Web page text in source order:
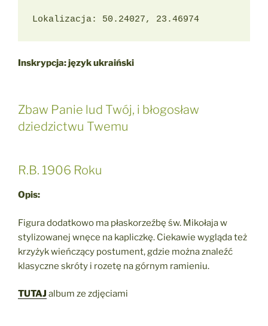
Lokalizacja: 50.24027, 23.46974
Inskrypcja: język ukraiński
Zbaw Panie lud Twój, i błogosław
dziedzictwu Twemu
R.B. 1906 Roku
Opis:
Figura dodatkowo ma płaskorzeźbę św. Mikołaja w
stylizowanej wnęce na kapliczkę. Ciekawie wygląda też
krzyżyk wieńczący postument, gdzie można znaleźć
klasyczne skróty i rozetę na górnym ramieniu.
TUTAJ album ze zdjęciami